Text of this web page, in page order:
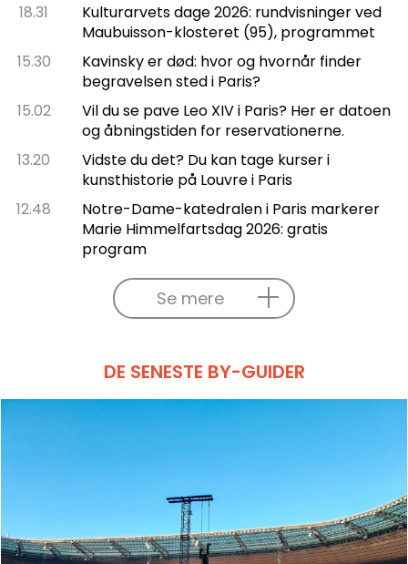
18.31
Kulturarvets dage 2026: rundvisninger ved
Maubuisson-klosteret (95), programmet
15.30
Kavinsky er død: hvor og hvornår finder
begravelsen sted i Paris?
15.02
Vil du se pave Leo XIV i Paris? Her er datoen
og åbningstiden for reservationerne.
13.20
Vidste du det? Du kan tage kurser i
kunsthistorie på Louvre i Paris
12.48
Notre-Dame-katedralen i Paris markerer
Marie Himmelfartsdag 2026: gratis
program
Se mere
DE SENESTE BY-GUIDER